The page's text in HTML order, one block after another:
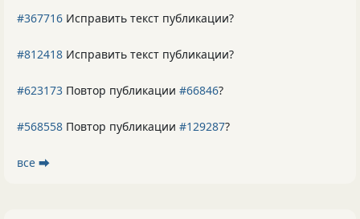
#367716 Исправить текст публикации?
#812418 Исправить текст публикации?
#623173 Повтор публикации #66846?
#568558 Повтор публикации #129287?
все ⮕